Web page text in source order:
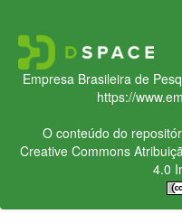
Empresa Brasileira de
https://
O conteúdo do
Creative Commons
4.0